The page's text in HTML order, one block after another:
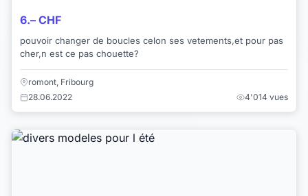
6.– CHF
pouvoir changer de boucles celon ses vetements,et pour pas
cher,n est ce pas chouette?
romont, Fribourg
28.06.2022
4'014 vues